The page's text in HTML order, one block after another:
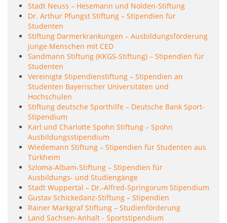
Stadt Neuss – Hesemann und Nolden-Stiftung
Dr. Arthur Pfungst Stiftung – Stipendien für
Studenten
Stiftung Darmerkrankungen – Ausbildungsförderung
junge Menschen mit CED
Sandmann Stiftung (KKGS-Stiftung) – Stipendien für
Studenten
Vereinigte Stipendienstiftung – Stipendien an
Studenten Bayerischer Universitäten und
Hochschulen
Stiftung deutsche Sporthilfe – Deutsche Bank Sport-
Stipendium
Karl und Charlotte Spohn Stiftung – Spohn
Ausbildungsstipendium
Wiedemann Stiftung – Stipendien für Studenten aus
Türkheim
Szloma-Albam-Stiftung – Stipendien für
Ausbildungs- und Studiengänge
Stadt Wuppertal – Dr.-Alfred-Springorum Stipendium
Gustav Schickedanz-Stiftung – Stipendien
Rainer Markgraf Stiftung – Studienförderung
Land Sachsen-Anhalt - Sportstipendium